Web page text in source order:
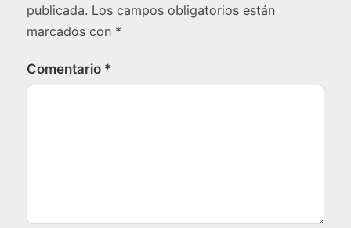
publicada. Los campos obligatorios están
marcados con *
Comentario *